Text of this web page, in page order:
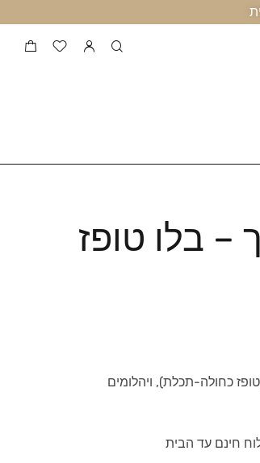
– בלו טופז
כחולה-תכלת), ויהלומים
חינם עד הבית